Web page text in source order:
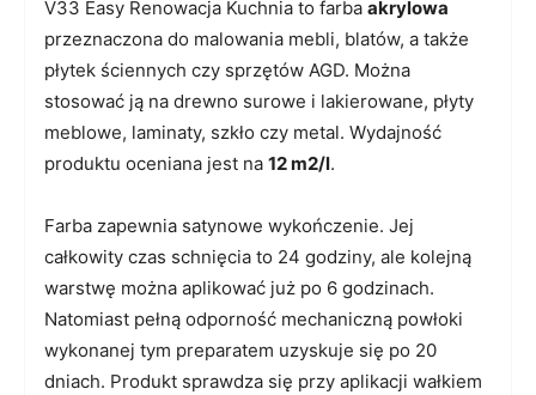
V33 Easy Renowacja Kuchnia to farba akrylowa
przeznaczona do malowania mebli, blatów, a także
płytek ściennych czy sprzętów AGD. Można
stosować ją na drewno surowe i lakierowane, płyty
meblowe, laminaty, szkło czy metal. Wydajność
produktu oceniana jest na 12 m2/l.
Farba zapewnia satynowe wykończenie. Jej
całkowity czas schnięcia to 24 godziny, ale kolejną
warstwę można aplikować już po 6 godzinach.
Natomiast pełną odporność mechaniczną powłoki
wykonanej tym preparatem uzyskuje się po 20
dniach. Produkt sprawdza się przy aplikacji wałkiem